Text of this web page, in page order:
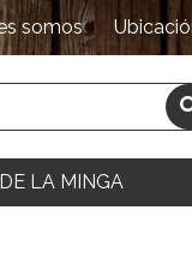
somos
LA MINGA